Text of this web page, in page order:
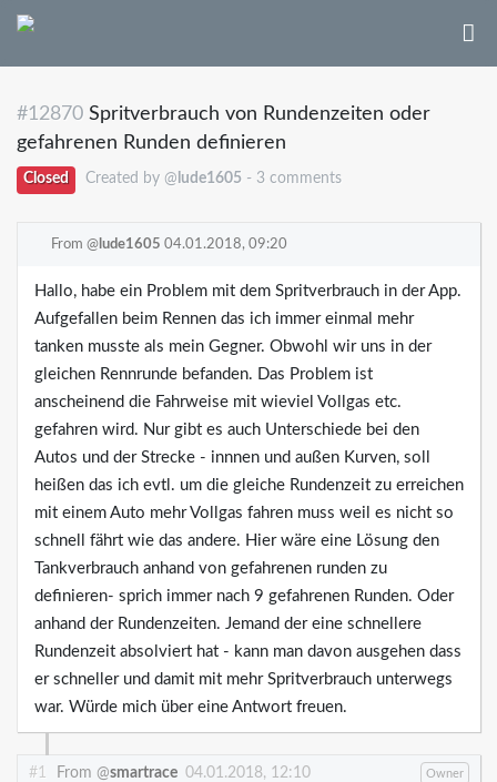
#12870 Spritverbrauch von Rundenzeiten oder
gefahrenen Runden definieren
Closed Created by @ lude1605- 3 comments
From @ lude1605 04.01.2018, 09:20
Hallo, habe ein Problem mit dem Spritverbrauch in der App.
Aufgefallen beim Rennen das ich immer einmal mehr
tanken musste als mein Gegner. Obwohl wir uns in der
gleichen Rennrunde befanden. Das Problem ist
anscheinend die Fahrweise mit wieviel Vollgas etc.
gefahren wird. Nur gibt es auch Unterschiede bei den
Autos und der Strecke - innnen und außen Kurven, soll
heißen das ich evtl. um die gleiche Rundenzeit zu erreichen
mit einem Auto mehr Vollgas fahren muss weil es nicht so
schnell fährt wie das andere. Hier wäre eine Lösung den
Tankverbrauch anhand von gefahrenen runden zu
definieren- sprich immer nach 9 gefahrenen Runden. Oder
anhand der Rundenzeiten. Jemand der eine schnellere
Rundenzeit absolviert hat - kann man davon ausgehen dass
er schneller und damit mit mehr Spritverbrauch unterwegs
war. Würde mich über eine Antwort freuen.
#1 From @smartrace 04.01.2018, 12:10 Owner